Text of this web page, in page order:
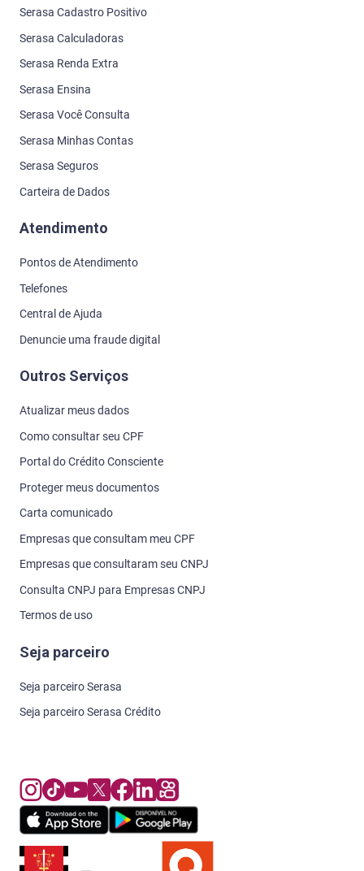
Serasa Cadastro Positivo
Serasa Calculadoras
Serasa Renda Extra
Serasa Ensina
Serasa Você Consulta
Serasa Minhas Contas
Serasa Seguros
Carteira de Dados
Atendimento
Pontos de Atendimento
Telefones
Central de Ajuda
Denuncie uma fraude digital
Outros Serviços
Atualizar meus dados
Como consultar seu CPF
Portal do Crédito Consciente
Proteger meus documentos
Carta comunicado
Empresas que consultam meu CPF
Empresas que consultaram seu CNPJ
Consulta CNPJ para Empresas CNPJ
Termos de uso
Seja parceiro
Seja parceiro Serasa
Seja parceiro Serasa Crédito